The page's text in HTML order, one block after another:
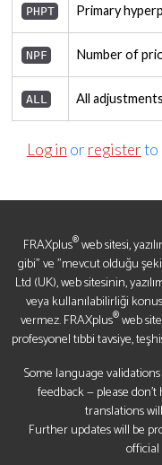
PHPT Primary
NPF Number of
ALL All
Log in or registerto
FRAXplus®web sitesi,
gibi" ve "mevcut olduğu
Ltd (UK), web sitesinin,
veya kullanılabilirliği
vermez. FRAXplus®web
profesyonel tıbbi tavsiye,
Some language
feedback — please
translations
Further updates will be